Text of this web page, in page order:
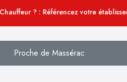
? : Référencez votre
Proche de Massérac